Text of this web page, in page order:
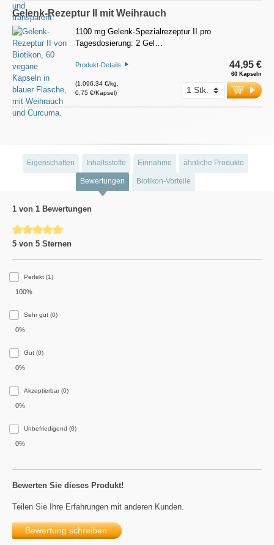
Gelenk-Rezeptur II mit Weihrauch
1100 mg Gelenk-Spezialrezeptur II pro
Tagesdosierung: 2 Gel…
Produkt-Details
(1.096,34 €/kg,
0,75 €/Kapsel)
60 Kapseln
44,95 €
Eigenschaften Inhaltsstoffe Einnahme ähnliche Produkte
Bewertungen Biotikon-Vorteile
1 von 1 Bewertungen
Durchschnittliche Bewertung von 5 von 5 Sternen
5 von 5 Sternen
Perfekt (1)
100%
Sehr gut (0)
0%
Gut (0)
0%
Akzeptierbar (0)
0%
Unbefriedigend (0)
0%
Bewerten Sie dieses Produkt!
Teilen Sie Ihre Erfahrungen mit anderen Kunden.
Bewertung schreiben